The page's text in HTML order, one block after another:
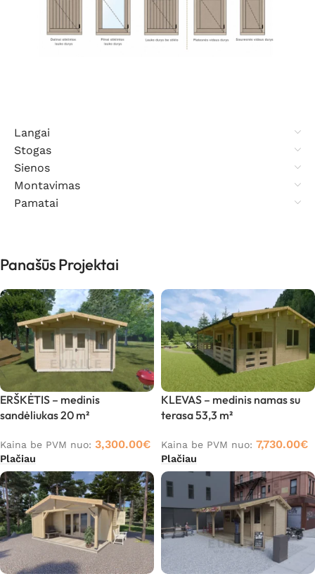
Langai
Stogas
Sienos
Montavimas
Pamatai
Panašūs Projektai
ERŠKĖTIS – medinis
sandėliukas 20 m²
Kaina be PVM nuo: 3,300.00€
Plačiau
KLEVAS – medinis namas su
terasa 53,3 m²
Kaina be PVM nuo: 7,730.00€
Plačiau